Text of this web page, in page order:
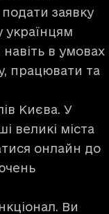
заявку
українцям
в умовах
працювати та
Києва. У
великі міста
онлайн до
Ви